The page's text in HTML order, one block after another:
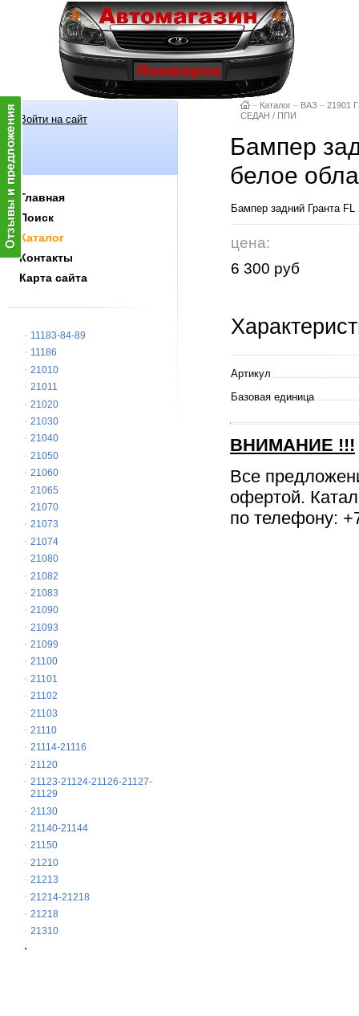
Войти на сайт
Главная
Поиск
Каталог
Контакты
Карта сайта
11183-84-89
11186
21010
21011
21020
21030
21040
21050
21060
21065
21070
21073
21074
21080
21082
21083
21090
21093
21099
21100
21101
21102
21103
21110
21114-21116
21120
21123-21124-21126-21127-
21129
21130
21140-21144
21150
21210
21213
21214-21218
21218
21310
– Каталог – ВАЗ – 21901
СЕДАН / ППИ
Бампер
белое
Бампер задний Гранта
цена:
6 300 руб
Артикул
Базовая единица
ВНИМАНИЕ !!!
Все
офертой.
по телефону: